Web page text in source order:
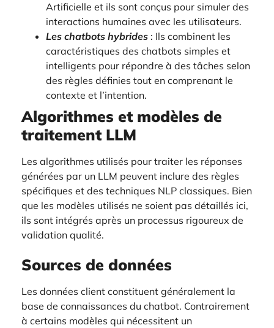
Artificielle et ils sont conçus pour simuler des
interactions humaines avec les utilisateurs.
Les chatbots hybrides : Ils combinent les
caractéristiques des chatbots simples et
intelligents pour répondre à des tâches selon
des règles définies tout en comprenant le
contexte et l’intention.
Algorithmes et modèles de
traitement LLM
Les algorithmes utilisés pour traiter les réponses
générées par un LLM peuvent inclure des règles
spécifiques et des techniques NLP classiques. Bien
que les modèles utilisés ne soient pas détaillés ici,
ils sont intégrés après un processus rigoureux de
validation qualité.
Sources de données
Les données client constituent généralement la
base de connaissances du chatbot. Contrairement
à certains modèles qui nécessitent un